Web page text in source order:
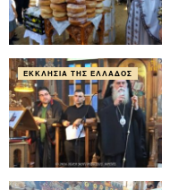
ΕΚΚΛΗΣΊΑ ΤΗΣ ΕΛΛΆΔΟΣ